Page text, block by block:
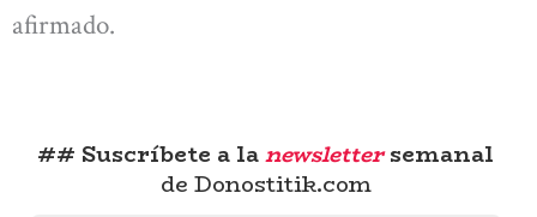
afirmado.
## Suscríbete a lanewslettersemanal
de Donostitik.com